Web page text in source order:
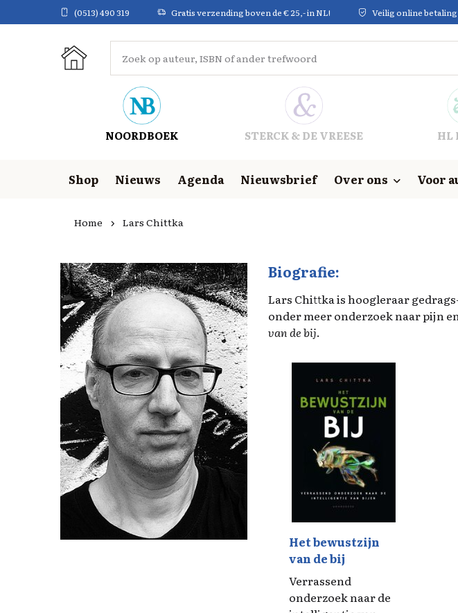
(0513) 490 319 Gratis verzending boven de € 25,- in NL! Veilig online
NOORDBOEK STERCK & DE VREESE HL
Shop Nieuws Agenda Nieuwsbrief Over ons Voor
Home Lars Chittka
Biografie:
Lars Chittka is hoogleraar
onder meer onderzoek naar pijn
van de bij.
Het bewustzijn
van de bij
Verrassend
onderzoek naar de